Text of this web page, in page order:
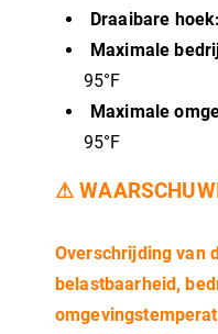
Draaibare hoek:
Maximale
95°F
Maximale
95°F
⚠
Overschrijding van
belastbaarheid,